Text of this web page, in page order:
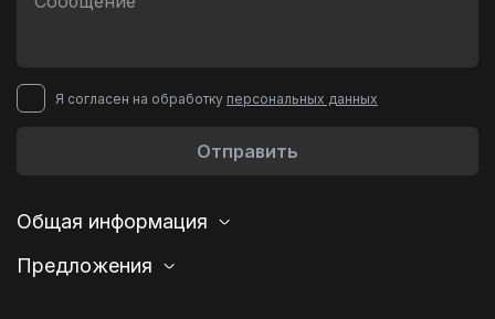
Я согласен на обработку персональных данных
Отправить
Общая информация
Предложения